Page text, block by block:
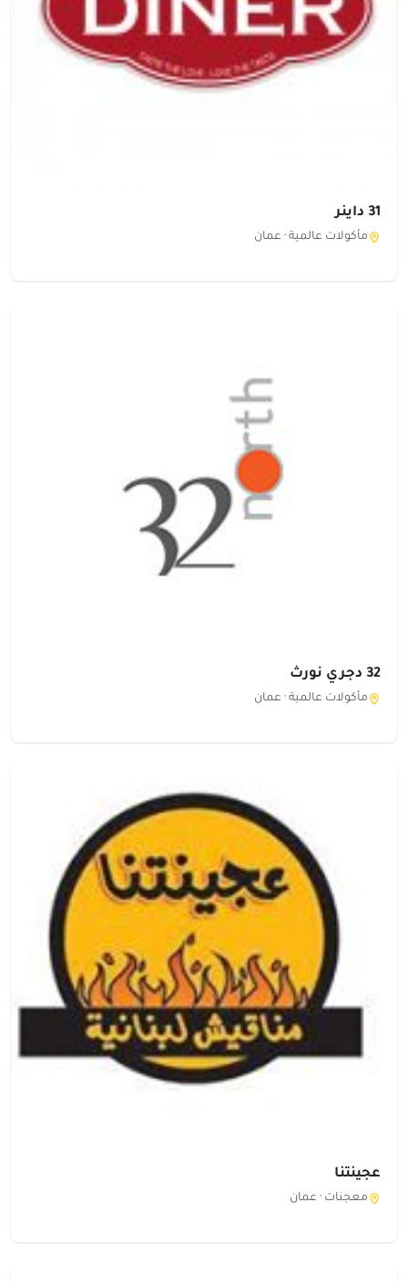
31 داينر
مأكولات عالمية · عمان
32 دجري نورث
مأكولات عالمية · عمان
عجينتنا
معجنات · عمان